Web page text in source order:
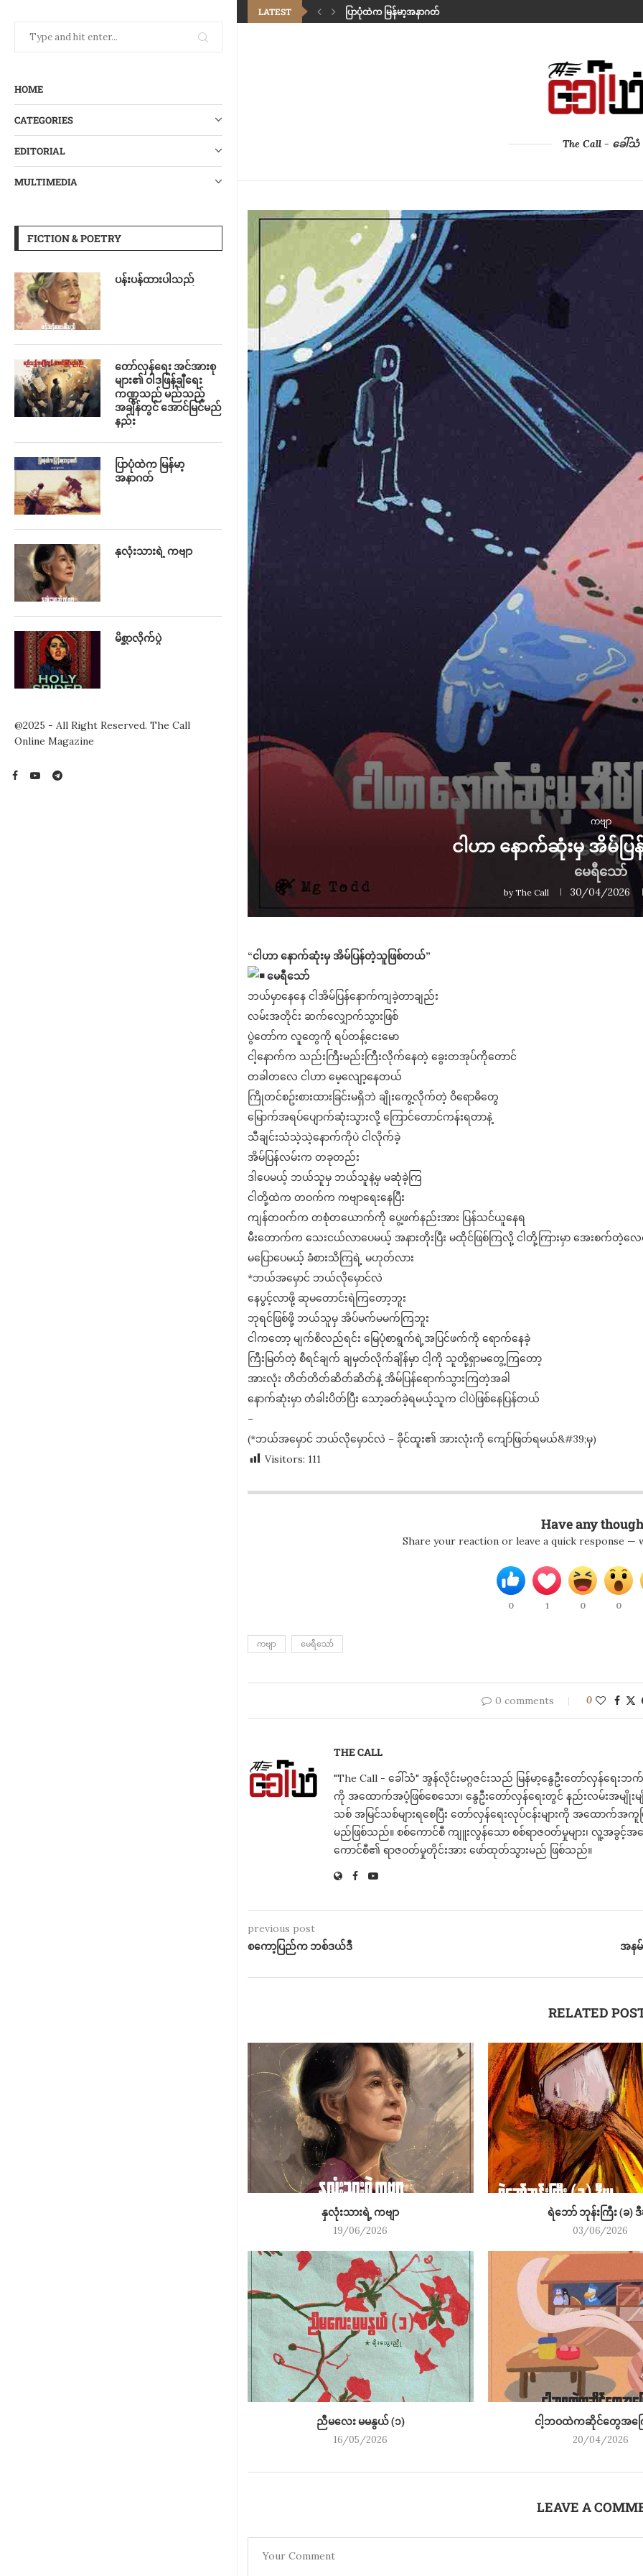
HOME
CATEGORIES
EDITORIAL
MULTIMEDIA
FICTION & POETRY
ပန်းပန်ထားပါသည်
တော်လှန်ရေး အင်အားစု
များ၏ ဝါဒဖြန့်ချီရေး
ကဏ္ဍသည် မည်သည့်
အချိန်တွင် အောင်မြင်မည်
နည်း
ပြာပုံထဲက မြန်မာ့
အနာဂတ်
နှလုံးသားရဲ့ ကဗျာ
မိစ္ဆာလိုက်ပွဲ
@2025 - All Right Reserved. The Call
Online Magazine
LATEST
ပြာပုံထဲက မြန်မာ့အနာဂတ်
The Call - ခေါ်သံ
ကဗျာ
ငါဟာ နောက်ဆုံးမှ အိမ်
မေရီသော်
byThe Call 30/04/2026
“ငါဟာ နောက်ဆုံးမှ အိမ်ပြန်တဲ့သူဖြစ်တယ်”
မေရီသော်
ဘယ်မှာနေနေ ငါအိမ်ပြန်နောက်ကျခဲ့တာချည်း
လမ်းအတိုင်း ဆက်လျှောက်သွားဖြစ်
ပွဲတော်က လူတွေကို ရပ်တန့်ငေးမော
ငါ့နောက်က သည်းကြီးမည်းကြီးလိုက်နေတဲ့ ခွေးတအုပ်ကိုတောင်
တခါတလေ ငါဟာ မေ့လျော့နေတယ်
ကြိုတင်စဥ်းစားထားခြင်းမရှိဘဲ ချိုးကွေ့လိုက်တဲ့ ဝိရောဓိတွေ
မြောက်အရပ်ပျောက်ဆုံးသွားလို့ ကြောင်တောင်ကန်းရတာနဲ့
သီချင်းသံသဲ့သဲ့နောက်ကိုပဲ ငါလိုက်ခဲ့
အိမ်ပြန်လမ်းက တခုတည်း
ဒါပေမယ့် ဘယ်သူမှ ဘယ်သူနဲ့မှ မဆုံခဲ့ကြ
ငါတို့ထဲက တဝက်က ကဗျာရေးနေပြီး
ကျန်တဝက်က တစုံတယောက်ကို ပွေ့ဖက်နည်းအား ပြန်သင်ယူနေရ
မီးတောက်က သေးငယ်လာပေမယ့် အနားတိုးပြီး မထိုင်ဖြစ်ကြလို့ ငါတို့ကြားမှာ အေးစက်တဲ့လ
မပြောပေမယ့် ခံစားသိကြရဲ့ မဟုတ်လား
*ဘယ်အမှောင် ဘယ်လိုမှောင်လဲ
နေပွင့်လာဖို့ ဆုမတောင်းရဲကြတော့ဘူး
ဘုရင်ဖြစ်ဖို့ ဘယ်သူမှ အိပ်မက်မမက်ကြဘူး
ငါကတော့ မျက်စိလည်ရင်း မြေပုံစာရွက်ရဲ့အပြင်ဖက်ကို ရောက်နေခဲ့
ကြီးမြတ်တဲ့ စီရင်ချက် ချမှတ်လိုက်ချိန်မှာ ငါ့ကို သူတို့ရှာမတွေ့ကြတော့
အားလုံး တိတ်တိတ်ဆိတ်ဆိတ်နဲ့ အိမ်ပြန်ရောက်သွားကြတဲ့အခါ
နောက်ဆုံးမှာ တံခါးပိတ်ပြီး သော့ခတ်ခဲ့ရမယ့်သူက ငါပဲဖြစ်နေပြန်တယ်
–
(*ဘယ်အမှောင် ဘယ်လိုမှောင်လဲ – ခိုင်ထူး၏ အားလုံးကို ကျော်ဖြတ်ရမယ်&#39;မှ)
Visitors: 111
Have any
Share your reaction or leave a quick response —
0 1 0 0
ကဗျာ မေရီသော်
0 comments 0
THE CALL
"The Call - ခေါ်သံ" အွန်လိုင်းမဂ္ဂဇင်းသည် မြန်မာ့နွေဦးတော်လှန်ရေ
ကို အထောက်အပံ့ဖြစ်စေသော၊ နွေဦးတော်လှန်ရေးတွင် နည်းလမ်းအမျိုး
သစ် အမြင်သစ်များရစေပြီး တော်လှန်ရေးလုပ်ငန်းများကို အထောက်အ
မည်ဖြစ်သည်။ စစ်ကောင်စီ ကျူးလွန်သော စစ်ရာဇဝတ်မှုများ၊ လူ့အခွင့်
ကောင်စီ၏ ရာဇဝတ်မှုတိုင်းအား ​ဖော်ထုတ်သွားမည် ဖြစ်သည်။
previous post
စကော့ပြည်က ဘစ်ဒယ်ဒီ
အန
RELATED
နှလုံးသားရဲ့ ကဗျာ
19/06/2026
ရဲဘော် ဘုန်းကြီး (ခ)
03/06/2026
ညီမလေး မမနွယ် (၁)
16/05/2026
ငါ့ဘဝထဲကဆိုင်တွေအကြ
20/04/2026
LEAVE A